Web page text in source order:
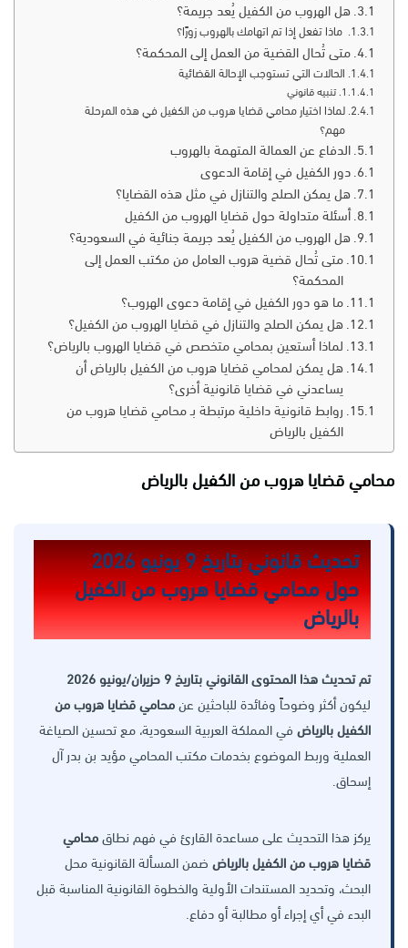
هل الهروب من الكفيل يُعد جريمة؟
ماذا تفعل إذا تم اتهامك بالهروب زورًا؟
متى تُحال القضية من العمل إلى المحكمة؟
الحالات التي تستوجب الإحالة القضائية
تنبيه قانوني
لماذا اختيار محامي قضايا هروب من الكفيل في هذه المرحلة
مهم؟
الدفاع عن العمالة المتهمة بالهروب
دور الكفيل في إقامة الدعوى
هل يمكن الصلح والتنازل في مثل هذه القضايا؟
أسئلة متداولة حول قضايا الهروب من الكفيل
هل الهروب من الكفيل يُعد جريمة جنائية في السعودية؟
متى تُحال قضية هروب العامل من مكتب العمل إلى
المحكمة؟
ما هو دور الكفيل في إقامة دعوى الهروب؟
هل يمكن الصلح والتنازل في قضايا الهروب من الكفيل؟
لماذا أستعين بمحامي متخصص في قضايا الهروب بالرياض؟
هل يمكن لمحامي قضايا هروب من الكفيل بالرياض أن
يساعدني في قضايا قانونية أخرى؟
روابط قانونية داخلية مرتبطة بـ محامي قضايا هروب من
الكفيل بالرياض
محامي قضايا هروب من الكفيل بالرياض
تحديث قانوني بتاريخ 9 يونيو 2026
حول محامي قضايا هروب من الكفيل
بالرياض
تم تحديث هذا المحتوى القانوني بتاريخ 9 حزيران/يونيو 2026
ليكون أكثر وضوحاً وفائدة للباحثين عنمحامي قضايا هروب من
الكفيل بالرياض في المملكة العربية السعودية، مع تحسين الصياغة
العملية وربط الموضوع بخدمات مكتب المحامي مؤيد بن بدر آل
إسحاق.
يركز هذا التحديث على مساعدة القارئ في فهم نطاقمحامي
قضايا هروب من الكفيل بالرياض ضمن المسألة القانونية محل
البحث، وتحديد المستندات الأولية والخطوة القانونية المناسبة قبل
البدء في أي إجراء أو مطالبة أو دفاع.